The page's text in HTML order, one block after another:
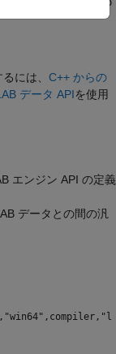
には、 C++ からの
データ APIを使用
エンジン API の定義
データとの間の汎